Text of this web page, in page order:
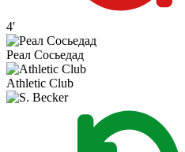
4'
Реал Сосьедад
Athletic Club